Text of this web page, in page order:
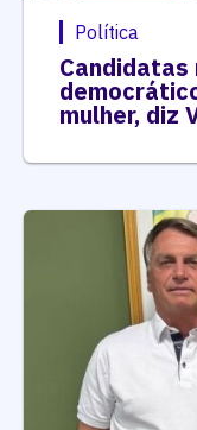
Política
Candidatas
mulher, diz